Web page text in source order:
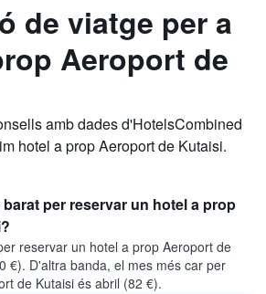
de viatge per a
Aeroport de
amb dades d'HotelsCombined
hotel a prop Aeroport de Kutaisi.
per reservar un hotel a prop
reservar un hotel a prop Aeroport de
€). D'altra banda, el mes més car per
de Kutaisi és abril (82 €).